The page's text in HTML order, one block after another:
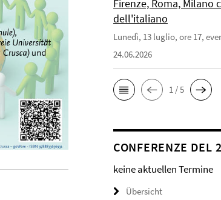
Firenze, Roma,
dell'italiano
Lunedì, 13 luglio, ore 17,
24.06.2026
1 / 5
CONFERENZE DEL
keine aktuellen Termine
Übersicht